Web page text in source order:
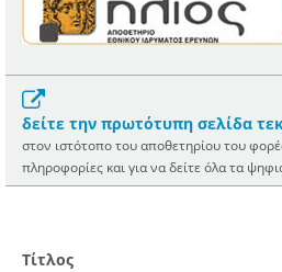
δείτε την πρωτότυπη σελίδα
στον ιστότοπο του αποθετηρίου του
πληροφορίες και για να δείτε όλα τα
Τίτλος